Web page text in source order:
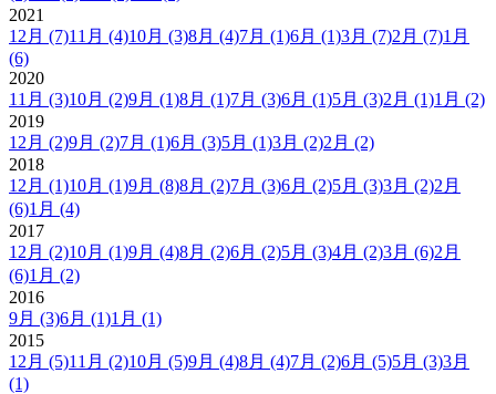
2021
12月 (7)11月 (4)10月 (3)8月 (4)7月 (1)6月 (1)3月 (7)2月 (7)1月
(6)
2020
11月 (3)10月 (2)9月 (1)8月 (1)7月 (3)6月 (1)5月 (3)2月 (1)1月 (2)
2019
12月 (2)9月 (2)7月 (1)6月 (3)5月 (1)3月 (2)2月 (2)
2018
12月 (1)10月 (1)9月 (8)8月 (2)7月 (3)6月 (2)5月 (3)3月 (2)2月
(6)1月 (4)
2017
12月 (2)10月 (1)9月 (4)8月 (2)6月 (2)5月 (3)4月 (2)3月 (6)2月
(6)1月 (2)
2016
9月 (3)6月 (1)1月 (1)
2015
12月 (5)11月 (2)10月 (5)9月 (4)8月 (4)7月 (2)6月 (5)5月 (3)3月
(1)